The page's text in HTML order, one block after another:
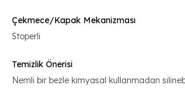
Çekmece/Kapak Mekanizması
Stoperli
Temizlik Önerisi
Nemli bir bezle kimyasal kullanmadan